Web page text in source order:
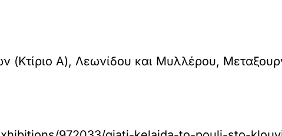
(Κτίριο Α), Λεωνίδου και Μυλλέρου,